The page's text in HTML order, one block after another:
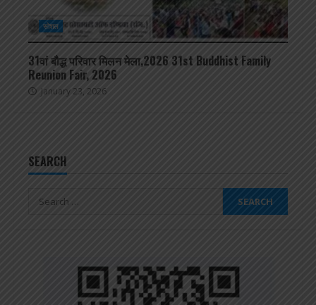
सोशल
31वां बौद्ध परिवार मिलन मेला,2026 31st Buddhist Family
Reunion Fair, 2026
January 23, 2026
SEARCH
Search